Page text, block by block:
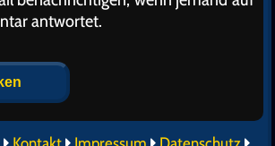
antwortet.